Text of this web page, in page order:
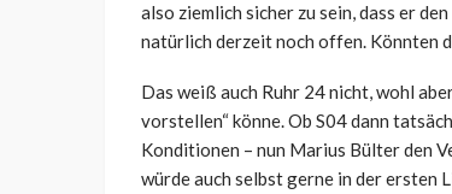
also ziemlich sicher zu sein, dass er
natürlich derzeit noch offen. Könnten
Das weiß auch Ruhr 24 nicht, wohl
vorstellen“ könne. Ob S04 dann
Konditionen – nun Marius Bülter den
würde auch selbst gerne in der ersten